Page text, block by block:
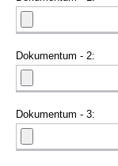
Dokumentum - 2:
Dokumentum - 3: